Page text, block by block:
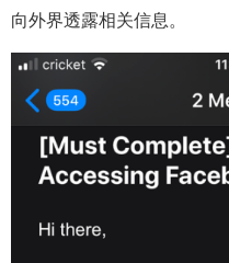
向外界透露相关信息。